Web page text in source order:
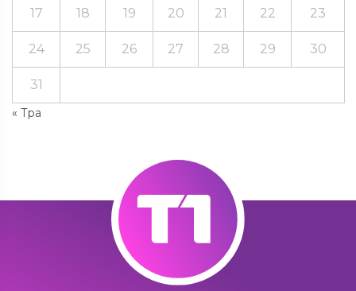
« Тра
17 18 19 20 21 22 23
24 25 26 27 28 29 30
31